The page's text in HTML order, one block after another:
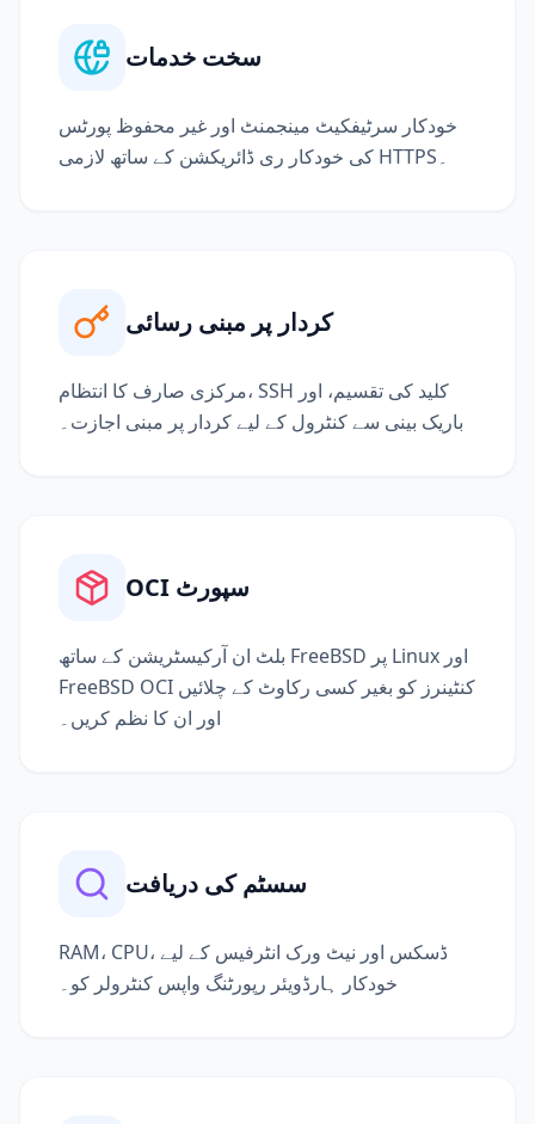
سخت خدمات
خودکار سرٹیفکیٹ مینجمنٹ اور غیر محفوظ پورٹس
کی خودکار ری ڈائریکشن کے ساتھ لازمی HTTPS۔
کردار پر مبنی رسائی
مرکزی صارف کا انتظام، SSH کلید کی تقسیم، اور
باریک بینی سے کنٹرول کے لیے کردار پر مبنی اجازت۔
OCI سپورٹ
بلٹ ان آرکیسٹریشن کے ساتھ FreeBSD پر Linux اور
FreeBSD OCI کنٹینرز کو بغیر کسی رکاوٹ کے چلائیں
اور ان کا نظم کریں۔
سسٹم کی دریافت
RAM، CPU، ڈسکس اور نیٹ ورک انٹرفیس کے لیے
خودکار ہارڈویئر رپورٹنگ واپس کنٹرولر کو۔